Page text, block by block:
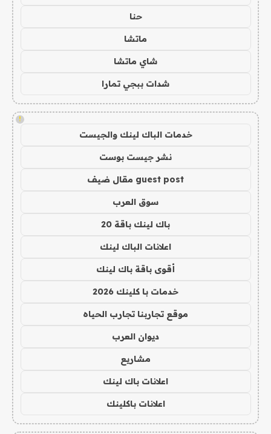
حنا
ماتشا
شاي ماتشا
شدات ببجي تمارا
!
خدمات الباك لينك والجيست
نشر جيست بوست
guest post مقال ضيف
سوق العرب
باك لينك باقة 20
اعلانات الباك لينك
أقوى باقة باك لينك
خدمات با كلينك 2026
موقع تجاربنا تجارب الحياه
ديوان العرب
مشاريع
اعلانات باك لينك
اعلانات باكلينك